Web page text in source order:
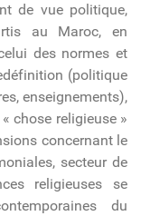
de vue politique,
au Maroc, en
des normes et
(politique
enseignements),
chose religieuse »
concernant le
secteur de
religieuses se
du